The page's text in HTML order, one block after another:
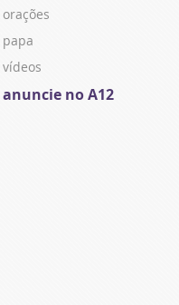
orações
papa
vídeos
anuncie no A12